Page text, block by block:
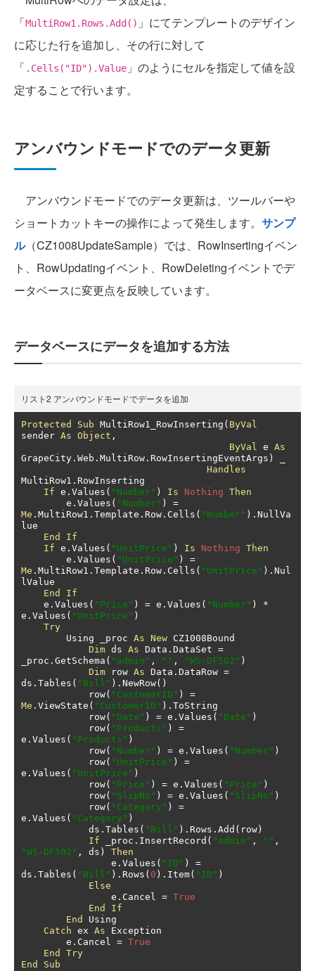
「MultiRow1.Rows.Add() 」にてテンプレートのデザイン
に応じた行を追加し、その行に対して
「 .Cells("ID").Value 」のようにセルを指定して値を設
定することで行います。
アンバウンドモードでのデータ更新
アンバウンドモードでのデータ更新は、ツールバーや
ショートカットキーの操作によって発生します。 サンプ
ル（CZ1008UpdateSample）では、RowInsertingイベン
ト、RowUpdatingイベント、RowDeletingイベントでデ
ータベースに変更点を反映しています。
データベースにデータを追加する方法
リスト2 アンバウンドモードでデータを追加
Protected Sub MultiRow1_RowInserting ( ByVal
sender As Object ,
ByVal e As
GrapeCity . Web . MultiRow . RowInsertingEventArgs )
Handles
MultiRow1 . RowInserting
If e . Values ( "Number" ) Is Nothing Then
        e
. Values ( "Number" )
=
Me . MultiRow1 . Template . Row . Cells ( "Number" ). NullVa
lue
End
If
If e . Values ( "UnitPrice" ) Is Nothing Then
        e
. Values ( "UnitPrice" )
=
Me . MultiRow1 . Template . Row . Cells ( "UnitPrice" ). Nul
lValue
End
If
    e
. Values ( "Price" ) = e . Values ( "Number" )
*
e . Values ( "UnitPrice" )
Try
        Using _proc
As New CZ1008Bound
Dim ds As Data . DataSet =
_proc . GetSchema ( "admin" , "" , "WS-DF502" )
Dim row As Data . DataRow =
ds . Tables ( "Bill" ). NewRow()
            row
( "CustomerID" )
=
Me . ViewState ( "CustomerID" ). ToString
            row
( "Date" ) = e . Values ( "Date" )
            row
( "Products" )
=
e . Values ( "Products" )
            row
( "Number" ) = e . Values ( "Number" )
            row
( "UnitPrice" )
=
e . Values ( "UnitPrice" )
            row
( "Price" ) = e . Values ( "Price" )
            row
( "SlipNo" ) = e . Values ( "SlipNo" )
            row
( "Category" )
=
e . Values ( "Category" )
            ds
. Tables ( "Bill" ). Rows . Add ( row )
If _proc . InsertRecord ( "admin" , "" ,
"WS-DF502" , ds )
Then
                e
. Values ( "ID" )
=
ds . Tables ( "Bill" ). Rows ( 0 ). Item( "ID" )
Else
                e
. Cancel = True
End
If
End
Using
Catch ex As Exception
        e
. Cancel = True
End
Try
End
Sub